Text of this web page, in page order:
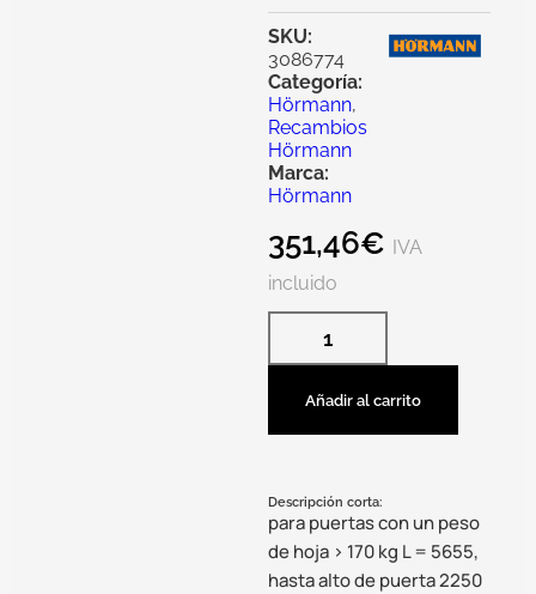
SKU:
3086774
Categoría:
Hörmann,
Recambios
Hörmann
Marca:
Hörmann
351,46€ IVA
incluido
Añadir al carrito
Descripción corta:
para puertas con un peso
de hoja > 170 kg L = 5655,
hasta alto de puerta 2250